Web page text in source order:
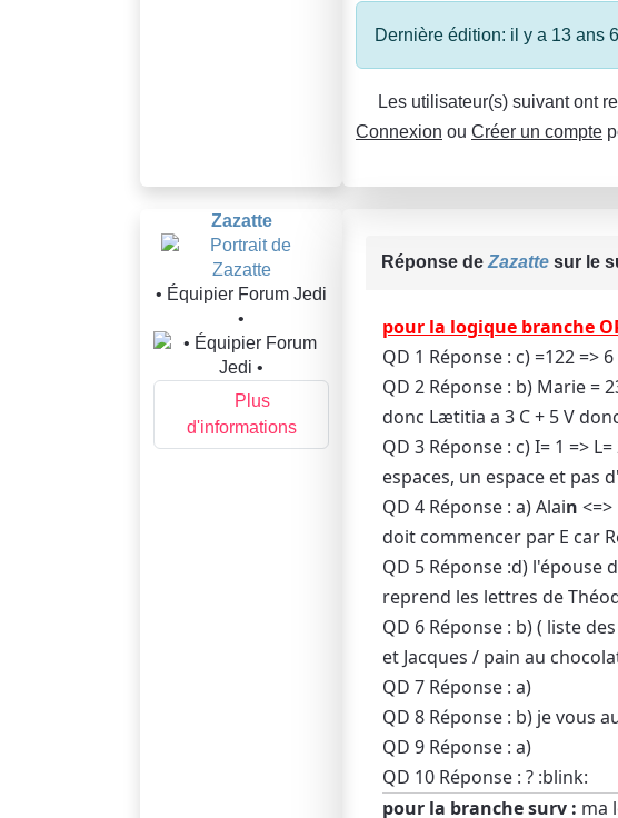
Dernière édition: il y a 13 ans
Les utilisateur(s) suivant ont
Connexion ou Créer un compte
Zazatte
• Équipier Forum Jedi
•
Plus
d'informations
Réponse de Zazatte sur le
pour la logique branche
QD 1 Réponse : c) =122 =>
QD 2 Réponse : b) Marie =
donc Lætitia a 3 C + 5 V
QD 3 Réponse : c) I= 1 =>
espaces, un espace et pas
QD 4 Réponse : a) Alain <=>
doit commencer par E car
QD 5 Réponse :d)
reprend les lettres de
QD 6 Réponse : b) ( liste
et Jacques / pain au
QD 7 Réponse : a)
QD 8 Réponse : b) je vous
QD 9 Réponse : a)
QD 10 Réponse : ? :blink:
pour la branche surv : ma